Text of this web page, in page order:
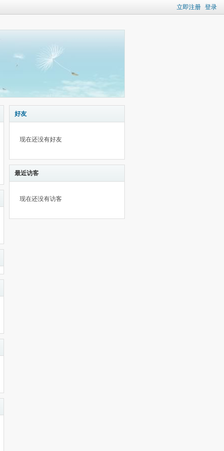
立即注册 登录
好友
现在还没有好友
最近访客
现在还没有访客